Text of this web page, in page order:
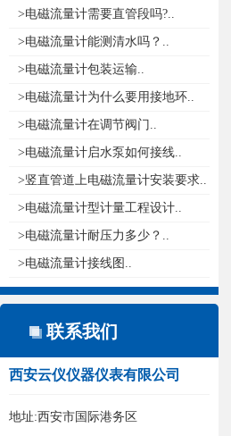
>电磁流量计需要直管段吗?..
>电磁流量计能测清水吗？..
>电磁流量计包装运输..
>电磁流量计为什么要用接地环..
>电磁流量计在调节阀门..
>电磁流量计启水泵如何接线..
>竖直管道上电磁流量计安装要求..
>电磁流量计型计量工程设计..
>电磁流量计耐压力多少？..
>电磁流量计接线图..
联系我们
西安云仪仪器仪表有限公司
地址:西安市国际港务区